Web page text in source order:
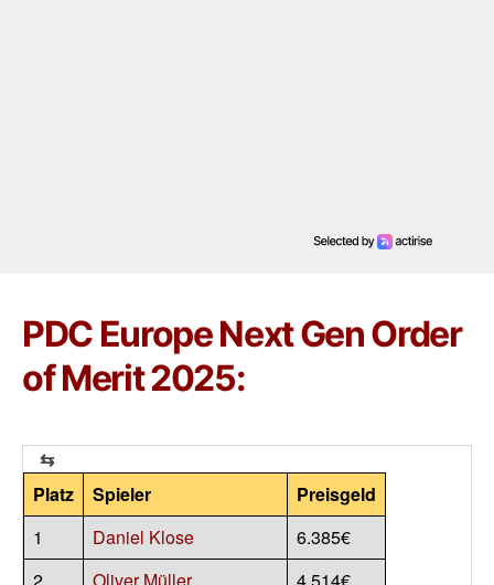
PDC Europe Next Gen Order
of Merit 2025:
Platz Spieler
Preisgeld
1
Daniel Klose
6.385€
2
Oliver Müller 4.514€